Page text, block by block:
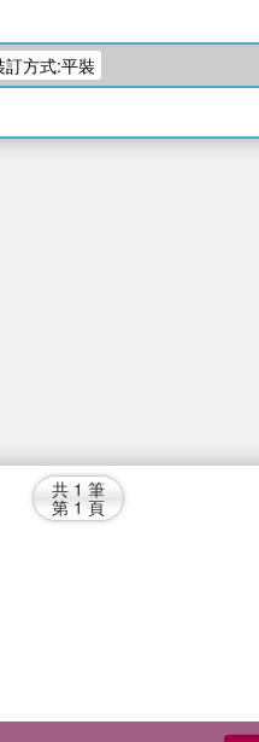
訂方式:平裝
共 1 筆
第 1 頁